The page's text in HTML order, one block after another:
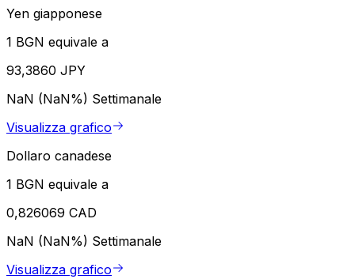
Yen giapponese
1 BGN equivale a
93,3860 JPY
NaN (NaN%) Settimanale
Visualizza grafico
Dollaro canadese
1 BGN equivale a
0,826069 CAD
NaN (NaN%) Settimanale
Visualizza grafico